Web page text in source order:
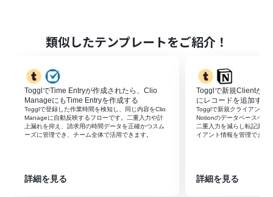
■フローボットの流れ
はじめに、TogglとTrelloをYoomと連携します
されたら」というアクションを設定します
次に、オペレーションで分岐機能を設定し、特定の条件
に合致した場合のみ後続の処理が実行されるよう設定し
ます
最後に、オペレーションでTrelloの「新しいカードを作成
する」アクションを設定し、Togglのタスク情報を引用し
※「トリガー」：フロー起動のきっかけとなるアクション、「オ
類似したテンプレートをご紹介！
TogglでTime Entryが作成されたら、Clio
ManageにもTime Entryを作成する
Togglで登録した作業時間を検知し、同じ内容をClio
Manageに自動反映するフローです。二重入力や計
上漏れを抑え、請求用の時間データを正確かつスム
ーズに管理でき、チーム全体で活用できます。
詳細を見る
Togglで新規Clientが
にレコードを追加する
Togglで新規クライアント
Notionのデータベースへ自
二重入力を減らし転記漏れ
イアント情報を管理できま
詳細を見る